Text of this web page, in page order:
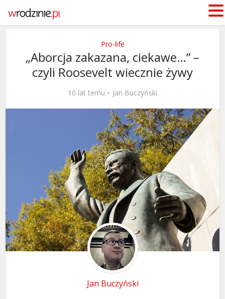
Pro-life
„Aborcja zakazana, ciekawe…” –
czyli Roosevelt wiecznie żywy
10 lat temu Jan Buczyński
Jan Buczyński